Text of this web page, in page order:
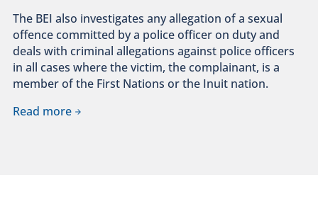
The BEI also investigates any allegation of a sexual
offence committed by a police officer on duty and
deals with criminal allegations against police officers
in all cases where the victim, the complainant, is a
member of the First Nations or the Inuit nation.
Read more